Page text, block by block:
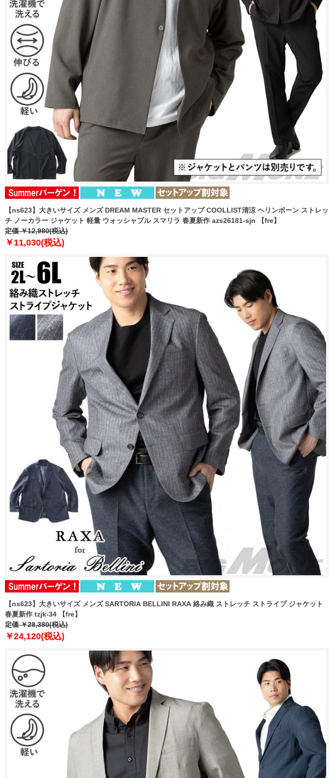
【ns623】大きいサイズ メンズ DREAM MASTER セットアップ COOLLIST清涼 ヘリンボーン ストレッ
チ ノーカラー ジャケット 軽量 ウォッシャブル スマリラ 春夏新作 azs26181-sjn 【fre】
定価 ￥12,980(税込)
￥11,030(税込)
【ns623】大きいサイズ メンズ SARTORIA BELLINI RAXA 絡み織 ストレッチ ストライプ ジャケット
春夏新作 tzjk-34 【fre】
定価 ￥28,380(税込)
￥24,120(税込)